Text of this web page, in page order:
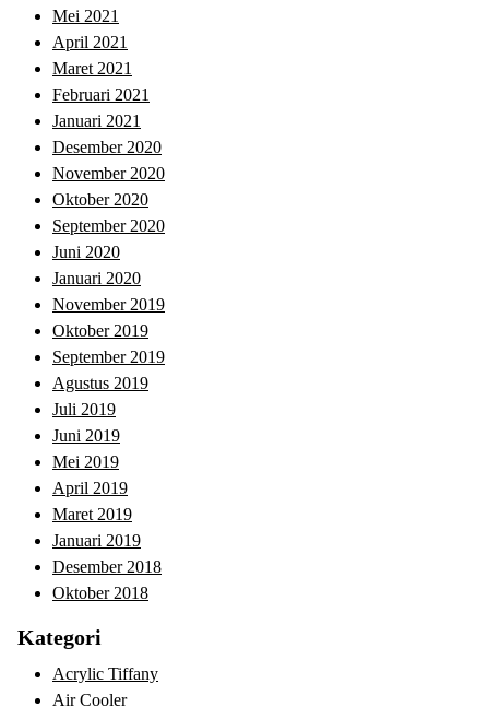
Mei 2021
April 2021
Maret 2021
Februari 2021
Januari 2021
Desember 2020
November 2020
Oktober 2020
September 2020
Juni 2020
Januari 2020
November 2019
Oktober 2019
September 2019
Agustus 2019
Juli 2019
Juni 2019
Mei 2019
April 2019
Maret 2019
Januari 2019
Desember 2018
Oktober 2018
Kategori
Acrylic Tiffany
Air Cooler